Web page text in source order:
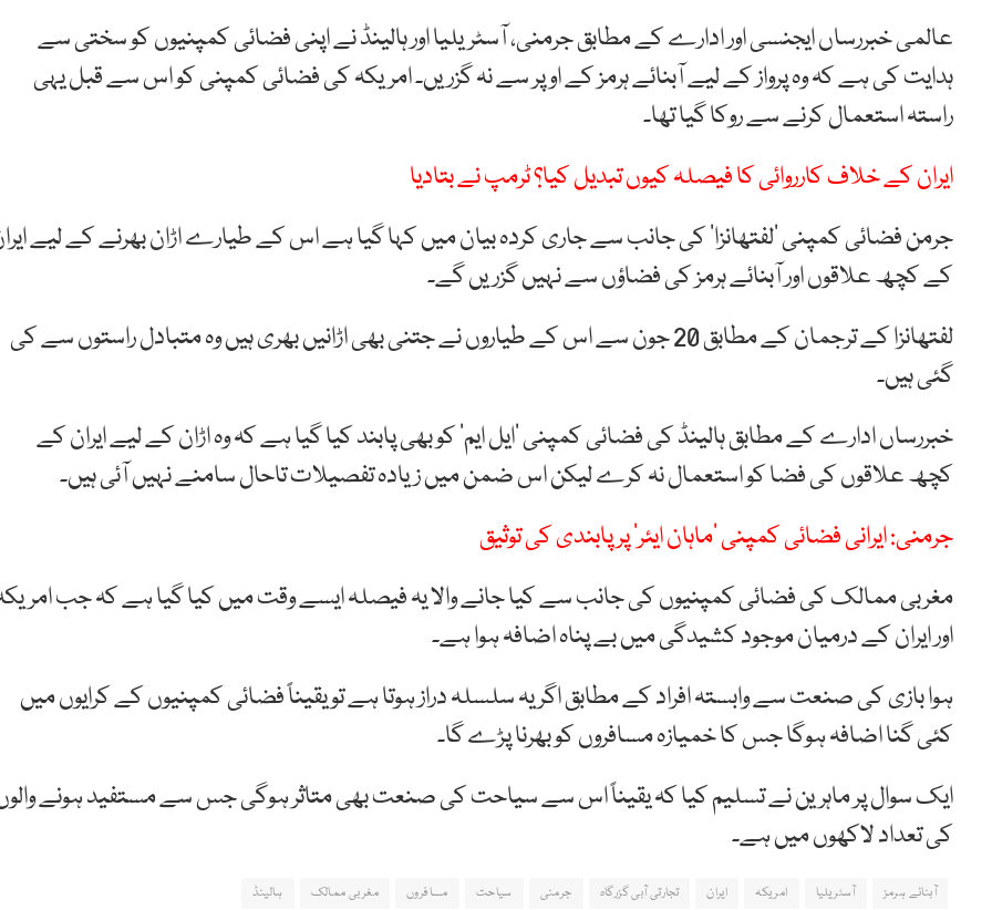
عالمی خبررساں ایجنسی اور ادارے کے مطابق جرمنی، آسٹریلیا اور ہالینڈ نے اپنی فضائی کمپنیوں کو سختی سے
ہدایت کی ہے کہ وہ پرواز کے لیے آبنائے ہرمز کے اوپر سے نہ گزریں۔ امریکہ کی فضائی کمپنی کو اس سے قبل یہی
راستہ استعمال کرنے سے روکا گیا تھا۔
ایران کے خلاف کارروائی کا فیصلہ کیوں تبدیل کیا؟ ٹرمپ نے بتادیا
جرمن فضائی کمپنی ’لفتھانزا‘ کی جانب سے جاری کردہ بیان میں کہا گیا ہے اس کے طیارے اڑان بھرنے کے لیے
کے کچھ علاقوں اور آبنائے ہرمز کی فضاؤں سے نہیں گزریں گے۔
لفتھانزا کے ترجمان کے مطابق 20 جون سے اس کے طیاروں نے جتنی بھی اڑانیں بھری ہیں وہ متبادل راستوں سے کی
گئی ہیں۔
خبررساں ادارے کے مطابق ہالینڈ کی فضائی کمپنی ’ایل ایم‘ کو بھی پابند کیا گیا ہے کہ وہ اڑان کے لیے ایران کے
کچھ علاقوں کی فضا کو استعمال نہ کرے لیکن اس ضمن میں زیادہ تفصیلات تاحال سامنے نہیں آئی ہیں۔
جرمنی: ایرانی فضائی کمپنی ’ماہان ایئر‘ پر پابندی کی توثیق
مغربی ممالک کی فضائی کمپنیوں کی جانب سے کیا جانے والا یہ فیصلہ ایسے وقت میں کیا گیا ہے کہ جب
اور ایران کے درمیان موجود کشیدگی میں بے پناہ اضافہ ہوا ہے۔
ہوا بازی کی صنعت سے وابستہ افراد کے مطابق اگر یہ سلسلہ دراز ہوتا ہے تو یقیناً فضائی کمپنیوں کے کرایوں میں
کئی گنا اضافہ ہوگا جس کا خمیازہ مسافروں کو بھرنا پڑے گا۔
ایک سوال پر ماہرین نے تسلیم کیا کہ یقیناً اس سے سیاحت کی صنعت بھی متاثر ہوگی جس سے مستفید ہونے
کی تعداد لاکھوں میں ہے۔
آبنائے ہرمز آسٹریلیا امریکہ ایران تجارتی آبی گزرگاہ جرمنی سیاحت مسافروں مغربی ممالک ہالینڈ